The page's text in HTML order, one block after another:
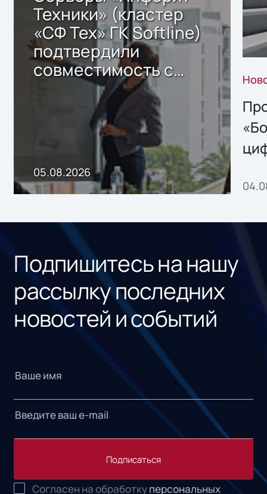
Техники» (кластер
«СФ Тех» ГК Softline)
подтвердили
совместимость с
решением Sharx
Storage 2.x для
хранения данных
05.08.2026
Подпишитесь на нашу
рассылку последних
новостей и событий
Подписаться
Согласен на обработкуперсональных